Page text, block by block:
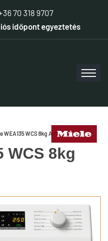
70 318 9707
időpont egyeztetés
WEA135 WCS 8kg Active
WCS 8kg